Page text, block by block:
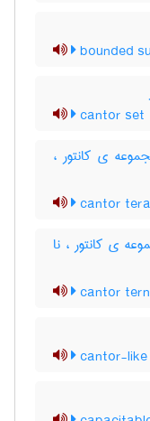
bounded
cantor set
ی کانتور ،
cantor
ی کانتور ، نا
cantor
cantor-